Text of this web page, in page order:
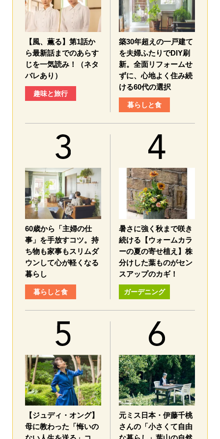
【風、薫る】第1話か
ら最新話までのあらす
じを一気読み！（ネタ
バレあり）
趣味と旅行
築30年超えの一戸建て
を夫婦ふたりでDIY刷
新。全面リフォームせ
ずに、心地よく住み続
ける60代の選択
暮らしと食
60歳から「主婦の仕
事」を手放すコツ。持
ち物も家事もスリムダ
ウンして心が軽くなる
暮らし
暮らしと食
暑さに強く秋まで咲き
続ける【ウォームカラ
ーの夏の寄せ植え】株
分けした葉ものがセン
スアップのカギ！
ガーデニング
【ジュディ・オング】
母に教わった「悔いの
元ミス日本・伊藤千桃
さんの「小さくて自由